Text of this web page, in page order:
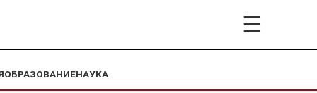
☰
ОБРАЗОВАНИЕНАУКА